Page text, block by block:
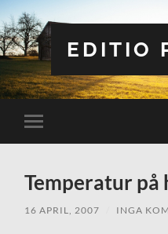
EDITIO
Slå
på/av
Temperatur på
16 APRIL, 2007 INGA